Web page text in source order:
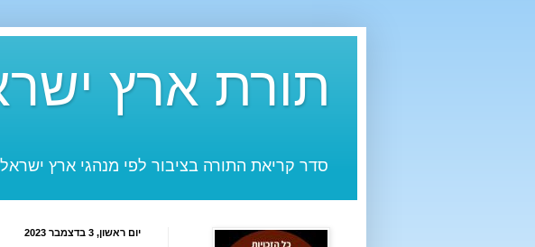
תורת ארץ
סדר קריאת התורה בציבור לפי מנהגי ארץ ישראל
יום ראשון, 3 בדצמבר 2023